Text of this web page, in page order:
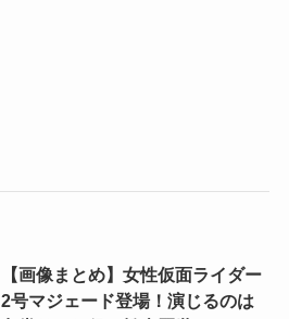
【画像まとめ】女性仮面ライダー
2号マジェード登場！演じるのは